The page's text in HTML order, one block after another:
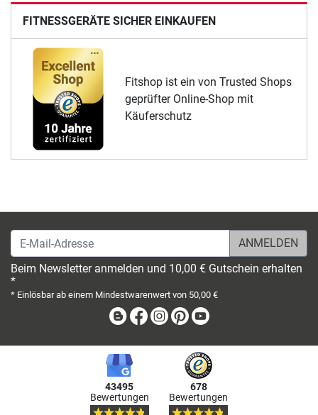
FITNESSGERÄTE SICHER EINKAUFEN
Fitshop ist ein von Trusted Shops
geprüfter Online-Shop mit
Käuferschutz
E-Mail-Adresse
Beim Newsletter anmelden und 10,00 € Gutschein erhalten
*
* Einlösbar ab einem Mindestwarenwert von 50,00 €
BlogFacebook
Instagram
Pinterest
43495
Bewertungen
678
Bewertungen